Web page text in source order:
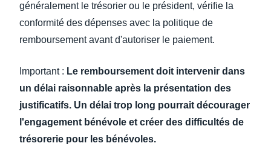
généralement le trésorier ou le président, vérifie la
conformité des dépenses avec la politique de
remboursement avant d'autoriser le paiement.
Important : Le remboursement doit intervenir dans
un délai raisonnable après la présentation des
justificatifs. Un délai trop long pourrait décourager
l'engagement bénévole et créer des difficultés de
trésorerie pour les bénévoles.